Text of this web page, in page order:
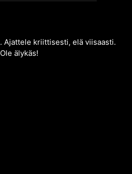
. Ajattele kriittisesti, elä viisaasti.
Ole älykäs!